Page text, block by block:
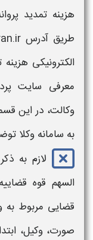
هزینه تمدید
طریق آدرس adliran.ir، اقدام نموده و اقدام به
الکترونیکی
معرفی سایت
وکالت، در این
به سامانه وکلا
لازم به
السهم قوه
قضایی مربوط به
صورت، وکیل،